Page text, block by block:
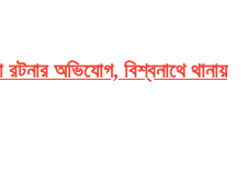
অভিযোগ, বিশ্বনাথে থানায়